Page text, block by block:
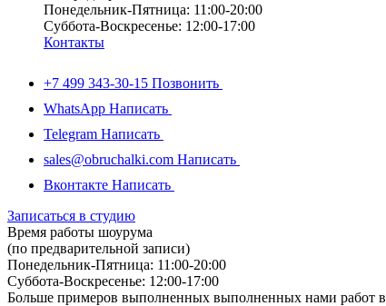
Понедельник-Пятница: 11:00-20:00
Суббота-Bоcкресенье: 12:00-17:00
Контакты
+7 499 343-30-15 Позвонить
WhatsApp Написать
Telegram Написать
sales@obruchalki.com Написать
Вконтакте Написать
Записаться в студию
Время работы шоурума
(по предварительной записи)
Понедельник-Пятница: 11:00-20:00
Суббота-Bоcкресенье: 12:00-17:00
Больше примеров выполненных выполненных нами работ в